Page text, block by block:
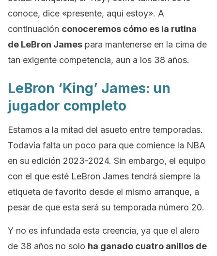
conoce, dice «presente, aquí estoy». A
continuación conoceremos cómo es la rutina
de LeBron James para mantenerse en la cima de
tan exigente competencia, aun a los 38 años.
LeBron ‘King’ James: un
jugador completo
Estamos a la mitad del asueto entre temporadas.
Todavía falta un poco para que comience la NBA
en su edición 2023-2024. Sin embargo, el equipo
con el que esté LeBron James tendrá siempre la
etiqueta de favorito desde el mismo arranque, a
pesar de que esta será su temporada número 20.
Y no es infundada esta creencia, ya que el alero
de 38 años no solo ha ganado cuatro anillos de